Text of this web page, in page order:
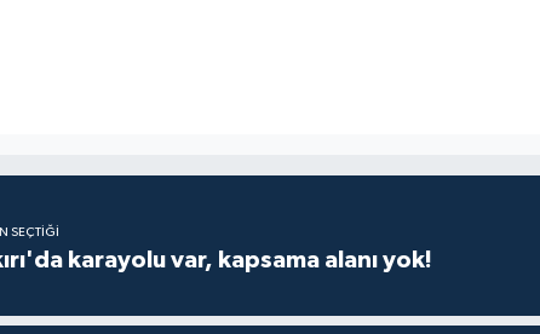
SEÇTIĞI
karayolu var, kapsama alanı yok!